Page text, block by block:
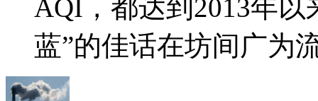
AQI，都达到2013年
蓝”的佳话在坊间广为